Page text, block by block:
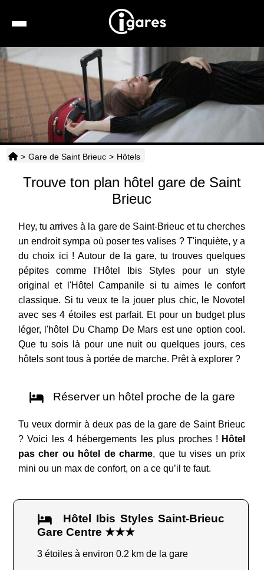
Location de voiture
Hôtels
Taxis
Horaires
> Gare de Saint Brieuc > Hôtels
Trouve ton plan hôtel gare de Saint
Brieuc
Hey, tu arrives à la gare de Saint-Brieuc et tu cherches
un endroit sympa où poser tes valises ? T'inquiète, y a
du choix ici ! Autour de la gare, tu trouves quelques
pépites comme l'Hôtel Ibis Styles pour un style
original et l'Hôtel Campanile si tu aimes le confort
classique. Si tu veux te la jouer plus chic, le Novotel
avec ses 4 étoiles est parfait. Et pour un budget plus
léger, l'hôtel Du Champ De Mars est une option cool.
Que tu sois là pour une nuit ou quelques jours, ces
hôtels sont tous à portée de marche. Prêt à explorer ?
Réserver un hôtel proche de la gare
Tu veux dormir à deux pas de la gare de Saint Brieuc
? Voici les 4 hébergements les plus proches ! Hôtel
pas cher ou hôtel de charme, que tu vises un prix
mini ou un max de confort, on a ce qu’il te faut.
Hôtel Ibis Styles Saint-Brieuc
Gare Centre ★★★
3 étoiles à environ 0.2 km de la gare